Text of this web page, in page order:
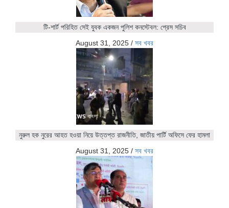
টি-শার্ট পরিহিত সেই যুবক একজন পুলিশ কনস্টেবল: প্রেস সচিব
August 31, 2025 / সব খবর
নুরুল হক নুরের আহত হওয়া নিয়ে উত্তপ্ত রাজনীতি, জাতীয় পার্টি অফিসে ফের হামলা
August 31, 2025 / সব খবর